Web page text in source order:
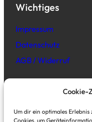
Cookie-
Um dir ein optimales
Cookies, um
Wichtiges
Impressum
Datenschutz
AGB / Widerruf
Adresse